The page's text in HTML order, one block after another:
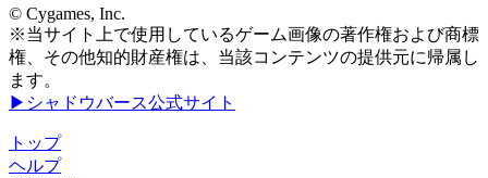
© Cygames, Inc.
※当サイト上で使用しているゲーム画像の著作権および商標
権、その他知的財産権は、当該コンテンツの提供元に帰属し
ます。
▶シャドウバース公式サイト
トップ
ヘルプ